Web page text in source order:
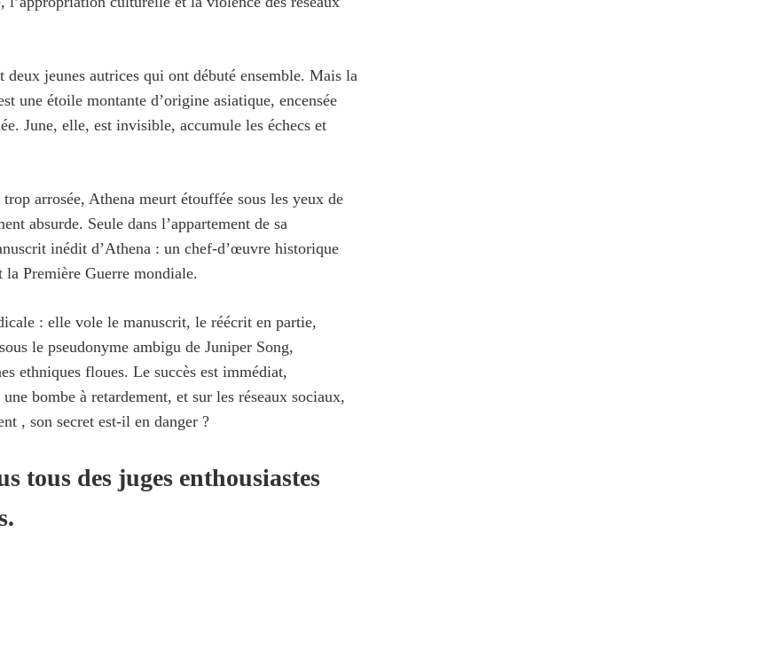
jeunes autrices qui ont débuté ensemble. Mais la
une étoile montante d’origine asiatique, encensée
June, elle, est invisible, accumule les échecs et
arrosée, Athena meurt étouffée sous les yeux de
absurde. Seule dans l’appartement de sa
inédit d’Athena : un chef-d’œuvre historique
Première Guerre mondiale.
: elle vole le manuscrit, le réécrit en partie,
le pseudonyme ambigu de Juniper Song,
ethniques floues. Le succès est immédiat,
bombe à retardement, et sur les réseaux sociaux,
, son secret est-il en danger ?
tous des juges enthousiastes